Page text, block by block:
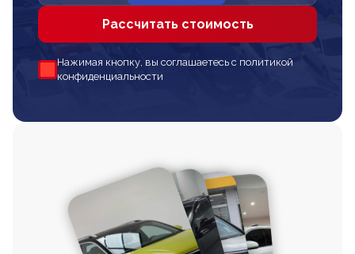
Рассчитать стоимость
Нажимая кнопку, вы соглашаетесь с политикой
конфиденциальности